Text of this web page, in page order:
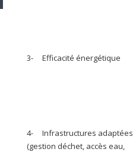
3- Efficacité énergétique
4- Infrastructures adaptées
(gestion déchet, accès eau,